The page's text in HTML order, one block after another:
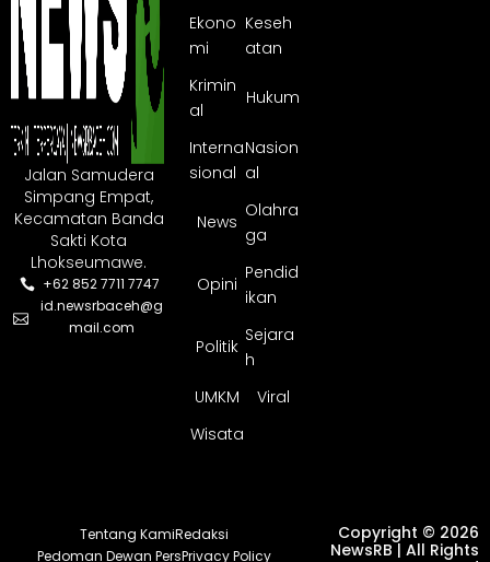
Jalan Samudera
Simpang Empat,
Kecamatan Banda
Sakti Kota
Lhokseumawe.
+62 852 7711 7747
id.newsrbaceh@g
mail.com
Ekono
mi
Keseh
atan
Krimin
al
Hukum
Interna
sional
Nasion
al
News
Olahra
ga
Opini
Pendid
ikan
Politik
Sejara
h
UMKM
Viral
Wisata
Tentang KamiRedaksi
Pedoman Dewan PersPrivacy Policy
Copyright © 2026
NewsRB | All Rights